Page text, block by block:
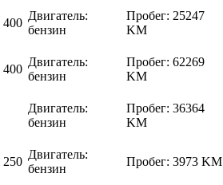
400
Двигатель:
бензин
Пробег: 25247
KM
400
Двигатель:
бензин
Пробег: 62269
KM
Двигатель:
бензин
Пробег: 36364
KM
250
Двигатель:
бензин
Пробег: 3973 KM